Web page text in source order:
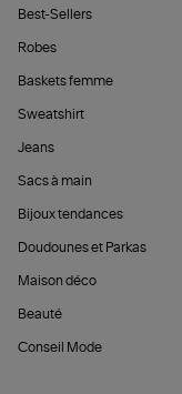
Best-Sellers
Robes
Baskets femme
Sweatshirt
Jeans
Sacs à main
Bijoux tendances
Doudounes et Parkas
Maison déco
Beauté
Conseil Mode